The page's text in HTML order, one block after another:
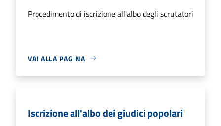
Procedimento di iscrizione all'albo degli scrutatori
VAI ALLA PAGINA
Iscrizione all'albo dei giudici popolari